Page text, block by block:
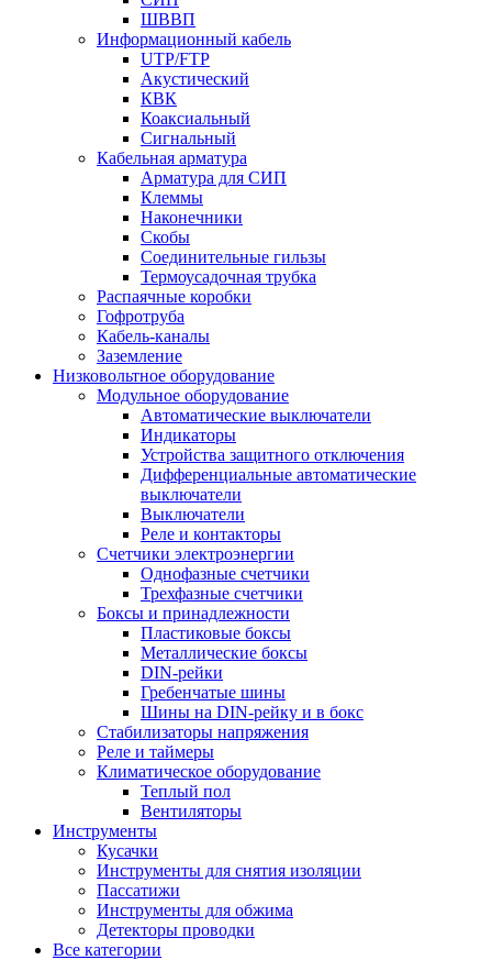
ШВВП
Информационный кабель
UTP/FTP
Акустический
КВК
Коаксиальный
Сигнальный
Кабельная арматура
Арматура для СИП
Клеммы
Наконечники
Скобы
Соединительные гильзы
Термоусадочная трубка
Распаячные коробки
Гофротруба
Кабель-каналы
Заземление
Низковольтное оборудование
Модульное оборудование
Автоматические выключатели
Индикаторы
Устройства защитного отключения
Дифференциальные автоматические
выключатели
Выключатели
Реле и контакторы
Счетчики электроэнергии
Однофазные счетчики
Трехфазные счетчики
Боксы и принадлежности
Пластиковые боксы
Металлические боксы
DIN-рейки
Гребенчатые шины
Шины на DIN-рейку и в бокс
Стабилизаторы напряжения
Реле и таймеры
Климатическое оборудование
Теплый пол
Вентиляторы
Инструменты
Кусачки
Инструменты для снятия изоляции
Пассатижи
Инструменты для обжима
Детекторы проводки
Все категории